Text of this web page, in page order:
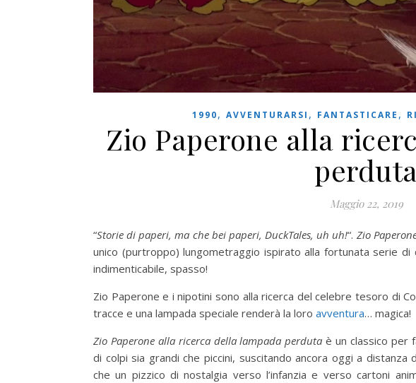
1990, AVVENTURARSI , FANTASTICARE ,
Zio Paperone alla
Maggio 22, 2019
“Storie di paperi, ma che bei paperi, DuckTales, uh uh!“. Zio
unico (purtroppo) lungometraggio ispirato alla fortunata serie di
indimenticabile, spasso!
Zio Paperone e i nipotini sono alla ricerca del celebre tesoro di
tracce e una lampada speciale renderà la loro avventura… magica!
Zio Paperone alla ricerca della lampada perdutaè un classico per
di colpi sia grandi che piccini, suscitando ancora oggi a
che un pizzico di nostalgia verso l’infanzia e verso cartoni